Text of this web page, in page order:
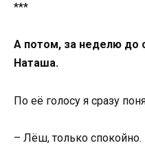
***
А потом, за неделю до
Наташа.
По её голосу я сразу
– Лёш, только спокойно.